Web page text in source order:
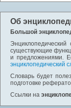
Об
Большой
существующие
и предложениями.
энциклопедический
Словарь будет
подготовке
Ссылки на